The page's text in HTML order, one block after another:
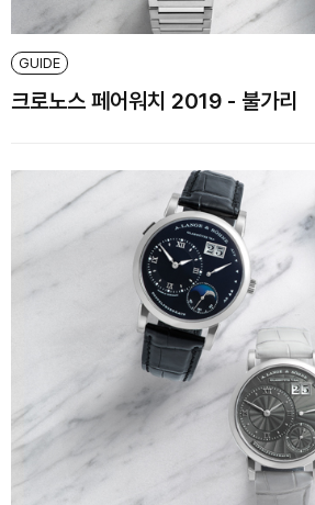
GUIDE
크로노스 페어워치 2019 - 불가리